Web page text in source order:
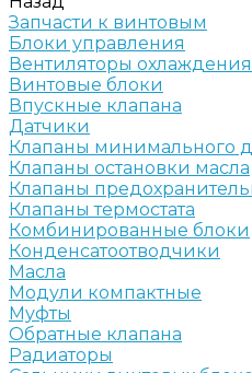
Запчасти к винтовым
Блоки управления
Вентиляторы охлаждения
Винтовые блоки
Впускные клапана
Датчики
Клапаны минимального
Клапаны остановки масла
Клапаны
Клапаны термостата
Комбинированные блоки
Конденсатоотводчики
Масла
Модули компактные
Муфты
Обратные клапана
Радиаторы